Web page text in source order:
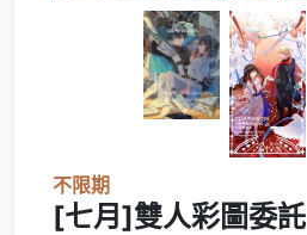
不限期
[七月]雙人彩圖委託